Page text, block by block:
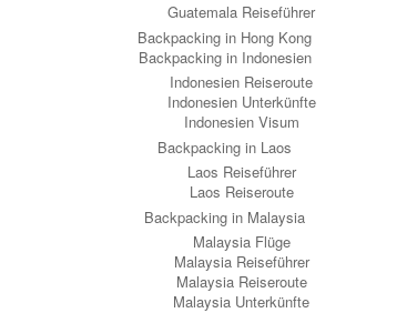
Guatemala Reiseführer
Backpacking in Hong Kong
Backpacking in Indonesien
Indonesien Reiseroute
Indonesien Unterkünfte
Indonesien Visum
Backpacking in Laos
Laos Reiseführer
Laos Reiseroute
Backpacking in Malaysia
Malaysia Flüge
Malaysia Reiseführer
Malaysia Reiseroute
Malaysia Unterkünfte